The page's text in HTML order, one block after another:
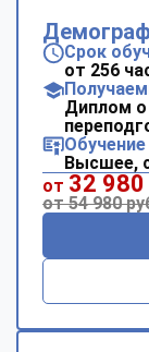
Срок
от 256
Диплом о
Обучение
Высшее,
от 32 980
от 54 980